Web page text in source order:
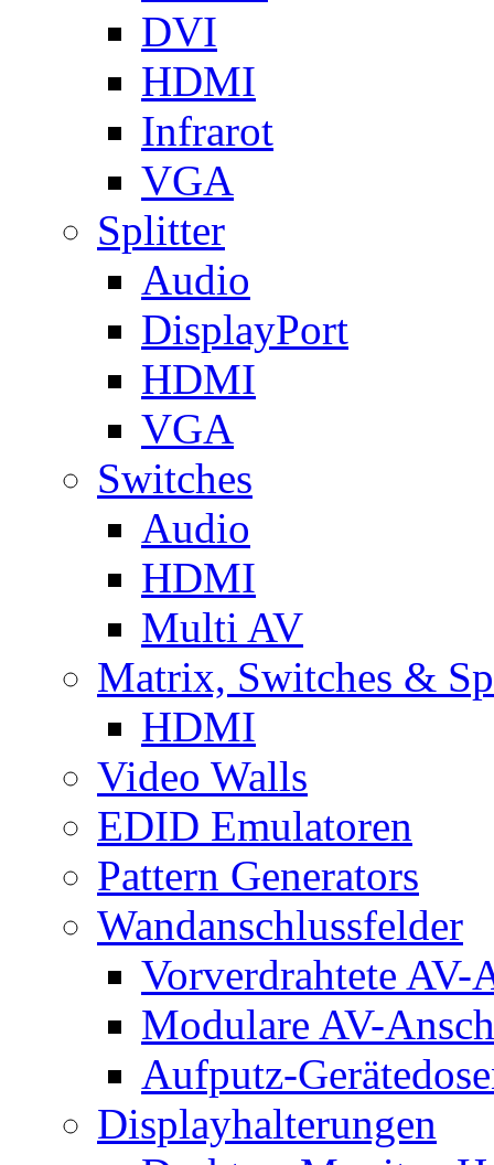
DVI
HDMI
Infrarot
VGA
Splitter
Audio
DisplayPort
HDMI
VGA
Switches
Audio
HDMI
Multi AV
Matrix, Switches &
HDMI
Video Walls
EDID Emulatoren
Pattern Generators
Wandanschlussfelder
Vorverdrahtete AV-
Modulare AV-
Aufputz-
Displayhalterungen